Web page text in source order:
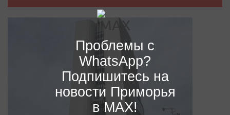
Проблемы с
WhatsApp?
Подпишитесь на
новости Приморья
в MAX!